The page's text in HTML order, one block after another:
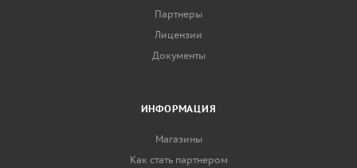
Партнеры
Лицензии
Документы
ИНФОРМАЦИЯ
Магазины
Как стать партнером